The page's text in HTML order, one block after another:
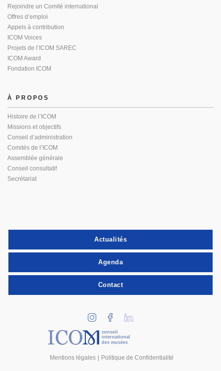
Rejoindre un Comité international
Offres d’emploi
Appels à contribution
ICOM Voices
Projets de l’ICOM SAREC
ICOM Award
Fondation ICOM
À PROPOS
Histoire de l’ICOM
Missions et objectifs
Conseil d’administration
Comités de l’ICOM
Assemblée générale
Conseil consultatif
Secrétariat
Actualités
Agenda
Contact
conseil
international
des musées
Mentions légales Politique de Confidentialité